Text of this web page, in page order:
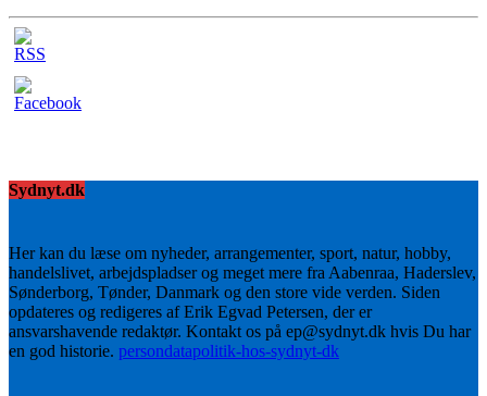
Sydnyt.dk
Her kan du læse om nyheder, arrangementer, sport, natur, hobby,
handelslivet, arbejdspladser og meget mere fra Aabenraa, Haderslev,
Sønderborg, Tønder, Danmark og den store vide verden. Siden
opdateres og redigeres af Erik Egvad Petersen, der er
ansvarshavende redaktør. Kontakt os på ep@sydnyt.dk hvis Du har
en god historie. persondatapolitik-hos-sydnyt-dk